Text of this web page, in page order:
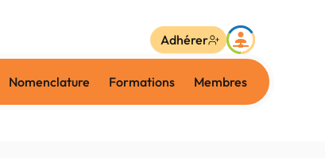
Nomenclature Formations Membres
Adhérer